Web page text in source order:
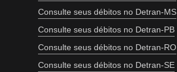
Consulte seus débitos no Detran-MS
Consulte seus débitos no Detran-PB
Consulte seus débitos no Detran-RO
Consulte seus débitos no Detran-SE